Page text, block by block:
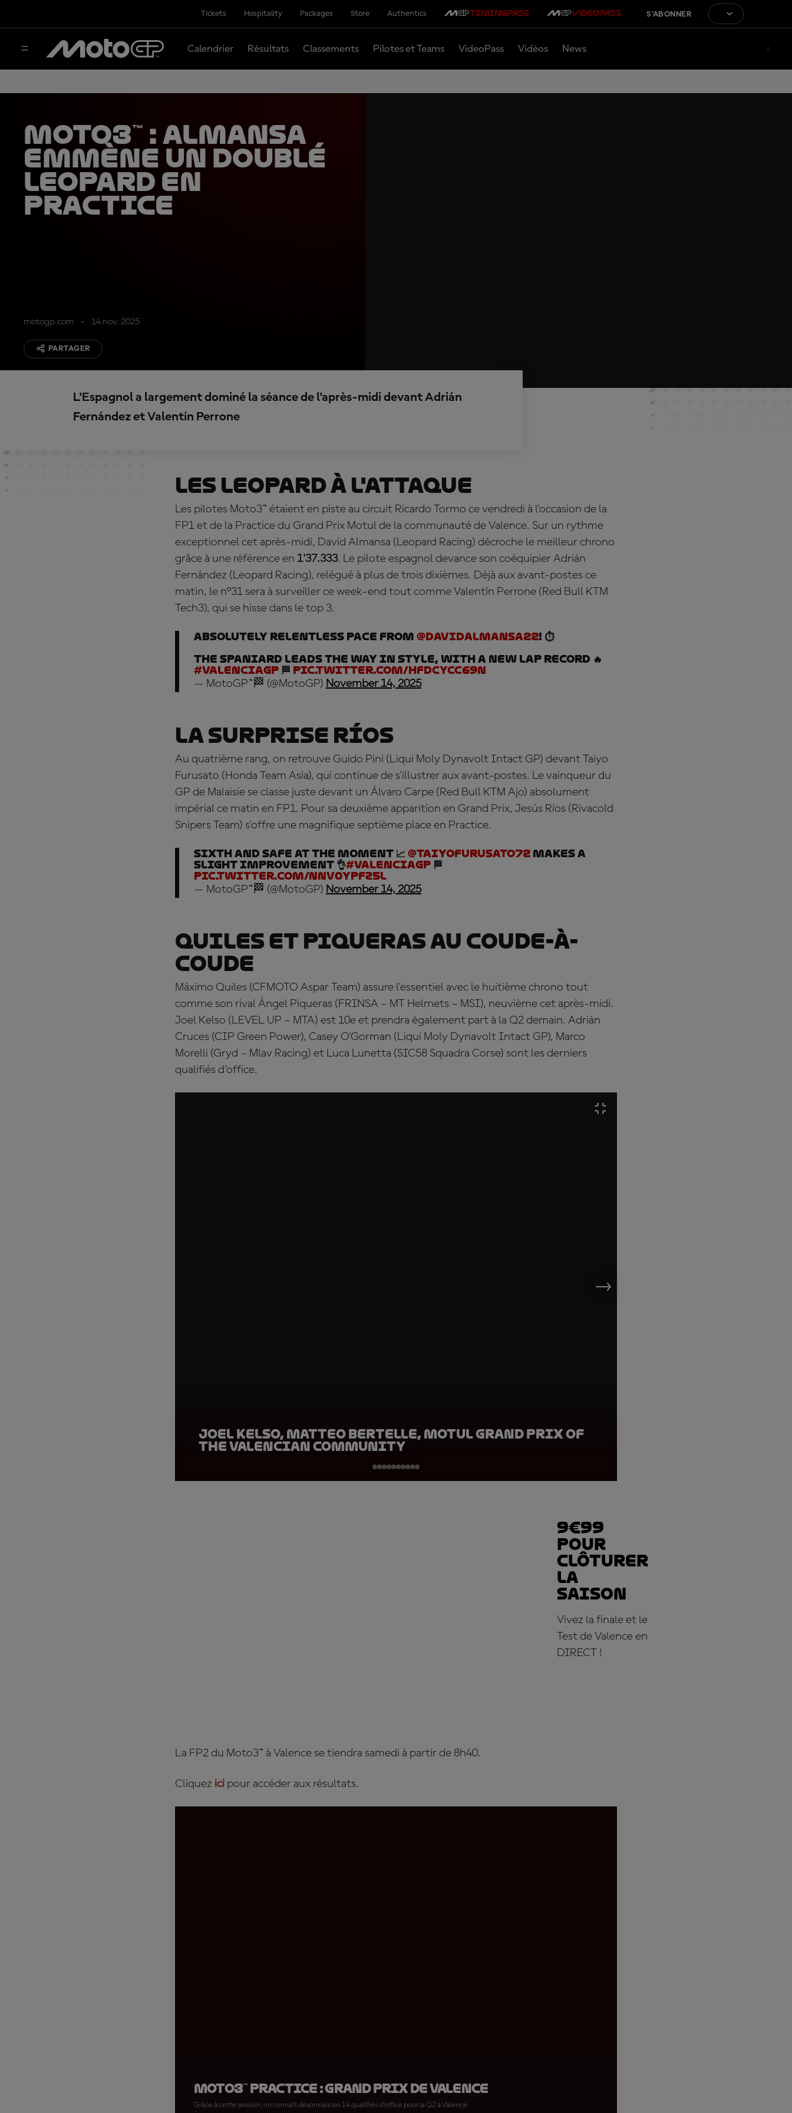
Tickets Hospitality Packages Store Authentics S'ABONNER
Calendrier Résultats Classements Pilotes et Teams VideoPass Vidéos News
Moto3™ : Almansa
emmène un doublé
Leopard en
Practice
motogp.com 14 nov. 2025
PARTAGER
L'Espagnol a largement dominé la séance de l'après-midi devant Adrián
Fernández et Valentín Perrone
Les Leopard à l'attaque
Les pilotes Moto3™ étaient en piste au circuit Ricardo Tormo ce vendredi à l'occasion de la
FP1 et de la Practice du Grand Prix Motul de la communauté de Valence. Sur un rythme
exceptionnel cet après-midi, David Almansa (Leopard Racing) décroche le meilleur chrono
grâce à une référence en 1'37.333. Le pilote espagnol devance son coéquipier Adrián
Fernández (Leopard Racing), relégué à plus de trois dixièmes. Déjà aux avant-postes ce
matin, le n°31 sera à surveiller ce week-end tout comme Valentín Perrone (Red Bull KTM
Tech3), qui se hisse dans le top 3.
Absolutely RELENTLESS pace from @DavidAlmansa22! ⏱️
The Spaniard leads the way in style, with a new lap record 🔥
#ValenciaGP 🏁 pic.twitter.com/hfDcYCc69n
— MotoGP™🏁 (@MotoGP) November 14, 2025
La surprise Ríos
Au quatrième rang, on retrouve Guido Pini (Liqui Moly Dynavolt Intact GP) devant Taiyo
Furusato (Honda Team Asia), qui continue de s'illustrer aux avant-postes. Le vainqueur du
GP de Malaisie se classe juste devant un Álvaro Carpe (Red Bull KTM Ajo) absolument
impérial ce matin en FP1. Pour sa deuxième apparition en Grand Prix, Jesús Ríos (Rivacold
Snipers Team) s'offre une magnifique septième place en Practice.
Sixth and safe at the moment 📈 @Taiyofurusato72 makes a
slight improvement 👌#ValenciaGP 🏁
pic.twitter.com/Nnv0YpFZ5L
— MotoGP™🏁 (@MotoGP) November 14, 2025
Quiles et Piqueras au coude-à-
coude
Máximo Quiles (CFMOTO Aspar Team) assure l'essentiel avec le huitième chrono tout
comme son rival Ángel Piqueras (FRINSA – MT Helmets – MSI), neuvième cet après-midi.
Joel Kelso (LEVEL UP – MTA) est 10e et prendra également part à la Q2 demain. Adrián
Cruces (CIP Green Power), Casey O'Gorman (Liqui Moly Dynavolt Intact GP), Marco
Morelli (Gryd – Mlav Racing) et Luca Lunetta (SIC58 Squadra Corse) sont les derniers
qualifiés d'office.
Joel Kelso, Matteo Bertelle, Motul Grand Prix of
the Valencian Community
9€99
pour
clôturer
la
saison
Vivez la finale et le
Test de Valence en
DIRECT !
La FP2 du Moto3™ à Valence se tiendra samedi à partir de 8h40.
Cliquez ici pour accéder aux résultats.
Moto3™ Practice : Grand Prix de Valence
Grâce à cette session, on connaît désormais les 14 qualifiés d'office pour la Q2 à Valence.